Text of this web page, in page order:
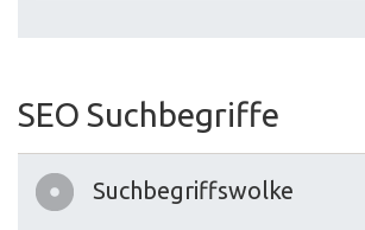
SEO Suchbegriffe
Suchbegriffswolke